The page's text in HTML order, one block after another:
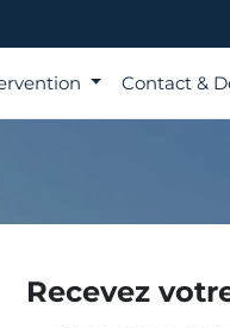
Contact &
Recevez